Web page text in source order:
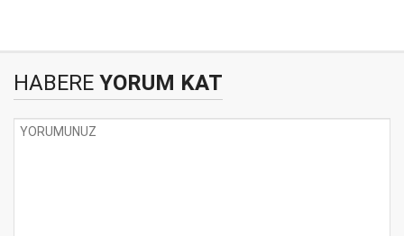
HABERE YORUM KAT